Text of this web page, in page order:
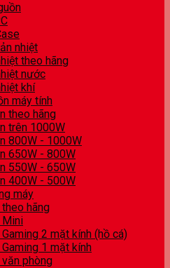
nhiệt
theo hãng
nước
khí
máy tính
theo hãng
trên 1000W
800W - 1000W
650W - 800W
550W - 650W
400W - 500W
máy
hãng
Mini
2 mặt kính (hồ cá)
1 mặt kính
phòng